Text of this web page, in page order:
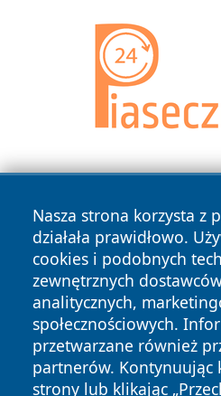
Nasza strona korzysta z
działała prawidłowo.
cookies i podobnych
zewnętrznych
analitycznych,
społecznościowych.
przetwarzane również
partnerów. Kontynuując
strony lub klikając
Copyright © 2026
zastrzeżone.
News Autorzy
Polityka